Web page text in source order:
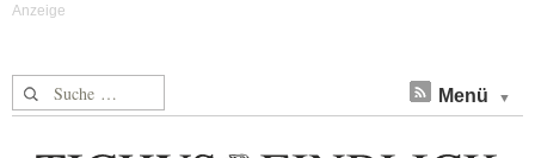
Suche nach: Menü